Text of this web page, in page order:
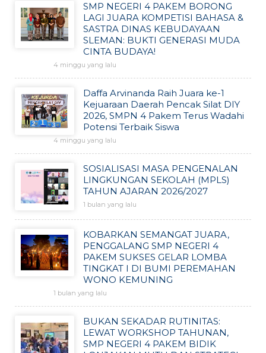
SMP NEGERI 4 PAKEM BORONG
LAGI JUARA KOMPETISI BAHASA &
SASTRA DINAS KEBUDAYAAN
SLEMAN: BUKTI GENERASI MUDA
CINTA BUDAYA!
4 minggu yang lalu
Daffa Arvinanda Raih Juara ke-1
Kejuaraan Daerah Pencak Silat DIY
2026, SMPN 4 Pakem Terus Wadahi
Potensi Terbaik Siswa
4 minggu yang lalu
SOSIALISASI MASA PENGENALAN
LINGKUNGAN SEKOLAH (MPLS)
TAHUN AJARAN 2026/2027
1 bulan yang lalu
KOBARKAN SEMANGAT JUARA,
PENGGALANG SMP NEGERI 4
PAKEM SUKSES GELAR LOMBA
TINGKAT I DI BUMI PEREMAHAN
WONO KEMUNING
1 bulan yang lalu
BUKAN SEKADAR RUTINITAS:
LEWAT WORKSHOP TAHUNAN,
SMP NEGERI 4 PAKEM BIDIK